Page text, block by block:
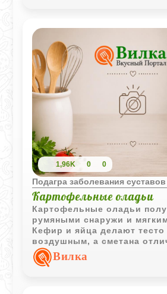
1,96K 0 0
Подагра заболевания суставов
Картофельные оладьи
Картофельные оладьи
румяными снаружи и
Кефир и яйца делают тесто
воздушным, а сметана
дополняет вкус готового
Вилка